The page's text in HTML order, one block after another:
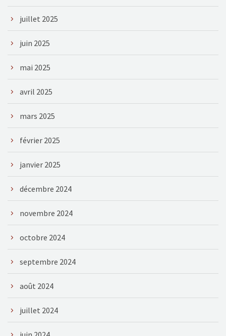
juillet 2025
juin 2025
mai 2025
avril 2025
mars 2025
février 2025
janvier 2025
décembre 2024
novembre 2024
octobre 2024
septembre 2024
août 2024
juillet 2024